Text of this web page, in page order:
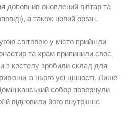
доповнив оновлений вівтар та
а також новий орган.
світовою у місто прийшли
та храм припинили своє
з костелу зробили склад для
із нього усі цінності. Лише
собор повернули
й відновили його внутрішнє